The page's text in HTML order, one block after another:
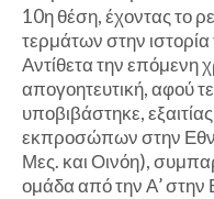
10η θέση, έχοντας το
τερμάτων στην
Αντίθετα την επόμενη
απογοητευτική, αφού
υποβιβάστηκε,
εκπροσώπων στην
Μες. και Οινόη),
ομάδα από την Α’ στην